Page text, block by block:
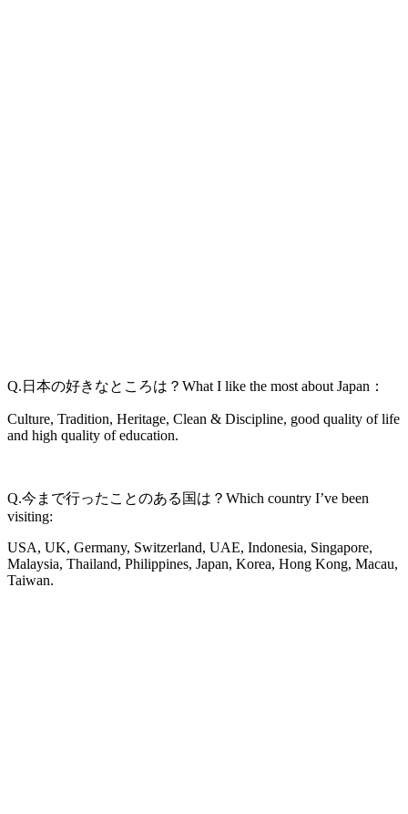
Q.日本の好きなところは？What I like the most about Japan：
Culture, Tradition, Heritage, Clean & Discipline, good quality of life
and high quality of education.
Q.今まで行ったことのある国は？Which country I’ve been
visiting:
USA, UK, Germany, Switzerland, UAE, Indonesia, Singapore,
Malaysia, Thailand, Philippines, Japan, Korea, Hong Kong, Macau,
Taiwan.